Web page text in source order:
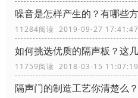
噪音是怎样产生的？有哪些
11284阅读 2019-09-27 17:41:47
如何挑选优质的隔声板？这
11759阅读 2018-03-15 11:07:19
隔声门的制造工艺你清楚么？